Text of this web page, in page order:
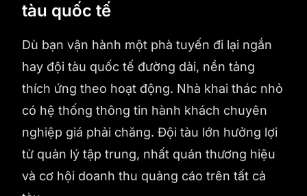
tàu quốc tế
Dù bạn vận hành một phà tuyến đi lại ngắn
hay đội tàu quốc tế đường dài, nền tảng
thích ứng theo hoạt động. Nhà khai thác nhỏ
có hệ thống thông tin hành khách chuyên
nghiệp giá phải chăng. Đội tàu lớn hưởng lợi
từ quản lý tập trung, nhất quán thương hiệu
và cơ hội doanh thu quảng cáo trên tất cả